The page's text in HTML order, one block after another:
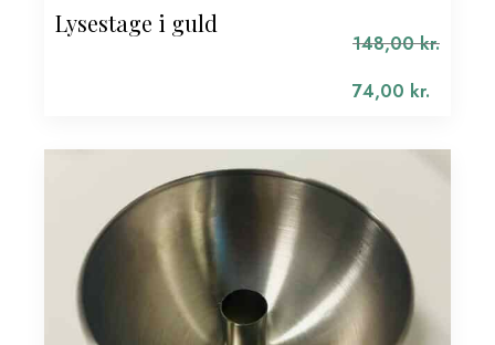
Lysestage i guld
148,00kr.
oprindelige
148,00 kr..
74,00 kr.
pris
74,00 kr..